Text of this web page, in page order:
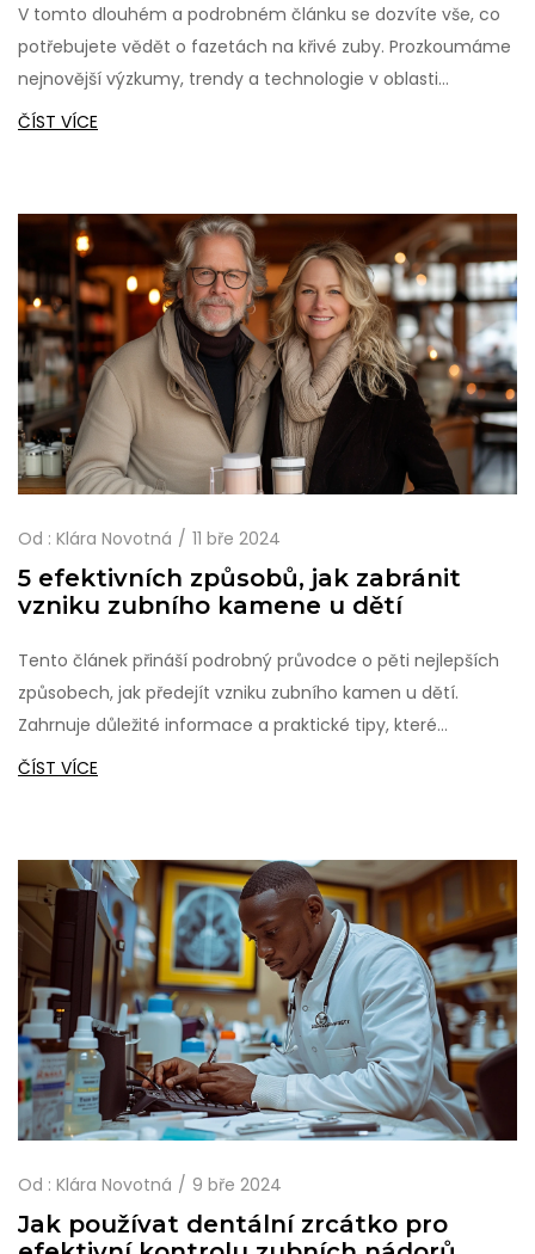
V tomto dlouhém a podrobném článku se dozvíte vše, co
potřebujete vědět o fazetách na křivé zuby. Prozkoumáme
nejnovější výzkumy, trendy a technologie v oblasti
kosmetické stomatologie, které vám mohou pomoci
pravou variantu právě pro vás.
ČÍST VÍCE
Od : Klára Novotná 11 bře 2024
5 efektivních způsobů, jak zabránit
vzniku zubního kamene u dětí
Tento článek přináší podrobný průvodce o pěti nejlepších
způsobech, jak předejít vzniku zubního kamen u dětí.
Zahrnuje důležité informace a praktické tipy, které
pomohou rodičům zajistit, aby jejich děti měly silné a
návštěv u zubaře, článek pokrývá vše potřebné pro zajištění
optimální péče o ústní dutinu.
ČÍST VÍCE
Od : Klára Novotná 9 bře 2024
Jak používat dentální zrcátko pro